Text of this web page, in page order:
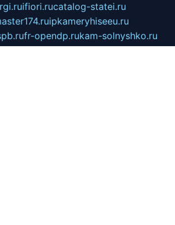
ifiori.rucatalog-statei.ru
ipkameryhiseeu.ru
fr-opendp.rukam-solnyshko.ru